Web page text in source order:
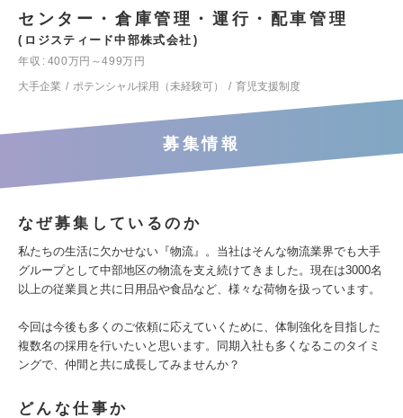
センター・倉庫管理・運行・配車管理
ロジスティード中部株式会社
年収
400万円～499万円
大手企業
ポテンシャル採用（未経験可） 育児支援制度
募集情報
なぜ募集しているのか
私たちの生活に欠かせない『物流』。当社はそんな物流業界でも大手
グループとして中部地区の物流を支え続けてきました。現在は3000名
以上の従業員と共に日用品や食品など、様々な荷物を扱っています。
今回は今後も多くのご依頼に応えていくために、体制強化を目指した
複数名の採用を行いたいと思います。同期入社も多くなるこのタイミ
ングで、仲間と共に成長してみませんか？
どんな仕事か